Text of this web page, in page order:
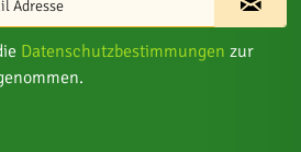
Datenschutzbestimmungen zur